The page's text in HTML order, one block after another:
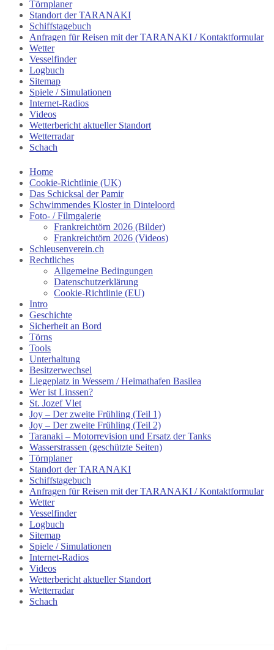
Törnplaner
Standort der TARANAKI
Schiffstagebuch
Anfragen für Reisen mit der TARANAKI / Kontaktformular
Wetter
Vesselfinder
Logbuch
Sitemap
Spiele / Simulationen
Internet-Radios
Videos
Wetterbericht aktueller Standort
Wetterradar
Schach
Home
Cookie-Richtlinie (UK)
Das Schicksal der Pamir
Schwimmendes Kloster in Dinteloord
Foto- / Filmgalerie
Frankreichtörn 2026 (Bilder)
Frankreichtörn 2026 (Videos)
Schleusenverein.ch
Rechtliches
Allgemeine Bedingungen
Datenschutzerklärung
Cookie-Richtlinie (EU)
Intro
Geschichte
Sicherheit an Bord
Törns
Tools
Unterhaltung
Besitzerwechsel
Liegeplatz in Wessem / Heimathafen Basilea
Wer ist Linssen?
St. Jozef Vlet
Joy – Der zweite Frühling (Teil 1)
Joy – Der zweite Frühling (Teil 2)
Taranaki – Motorrevision und Ersatz der Tanks
Wasserstrassen (geschützte Seiten)
Törnplaner
Standort der TARANAKI
Schiffstagebuch
Anfragen für Reisen mit der TARANAKI / Kontaktformular
Wetter
Vesselfinder
Logbuch
Sitemap
Spiele / Simulationen
Internet-Radios
Videos
Wetterbericht aktueller Standort
Wetterradar
Schach